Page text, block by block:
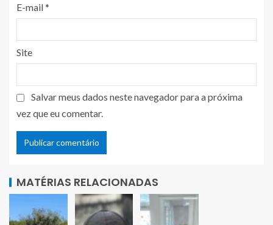
E-mail*
Site
Salvar meus dados neste navegador para a próxima
vez que eu comentar.
MATÉRIAS RELACIONADAS